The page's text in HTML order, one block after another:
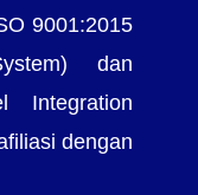
9001:2015
dan
Integration
dengan